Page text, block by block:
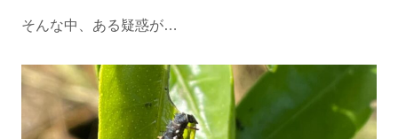
そんな中、ある疑惑が…